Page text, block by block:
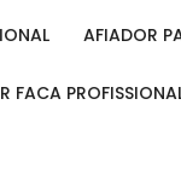
AFIADOR
FACA